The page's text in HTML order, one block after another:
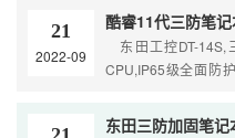
14S 一、性能更
21
2022-09
东田工控DT-14S,
CPU,IP65级全面防
东田三防加固笔